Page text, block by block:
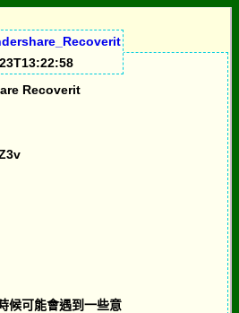
Recoverit
候可能會遇到一些意